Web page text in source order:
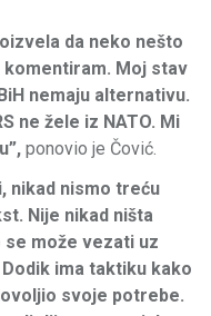
da neko nešto
komentiram. Moj stav
nemaju alternativu.
ne žele iz NATO. Mi
ponovio je Čović.
nikad nismo treću
Nije nikad ništa
se može vezati uz
ima taktiku kako
svoje potrebe.